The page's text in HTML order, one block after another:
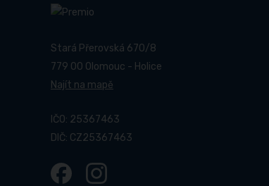
Stará Přerovská 670/8
779 00 Olomouc - Holice
Najít na mapě
IČO: 25367463
DIČ: CZ25367463